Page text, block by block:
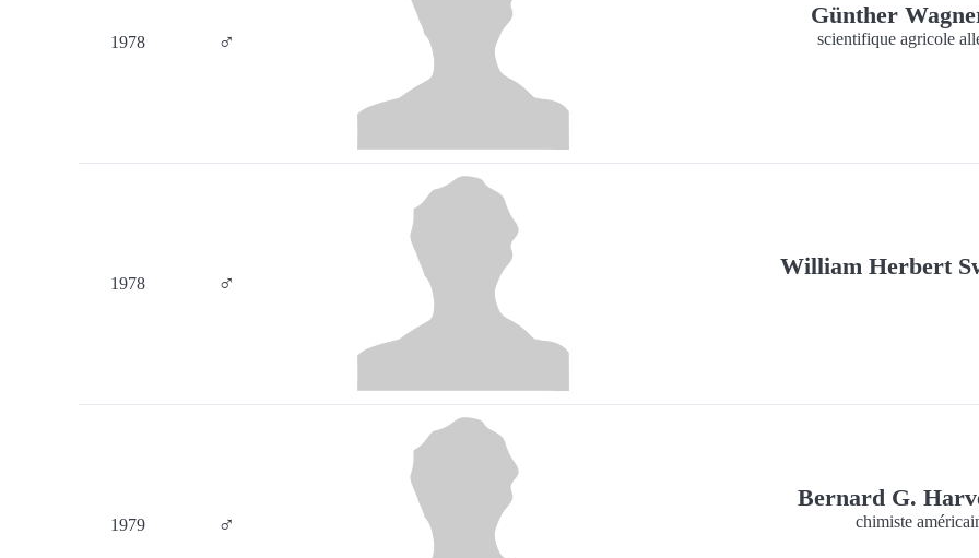
1978 ♂
Günther
scientifique agricole
1978 ♂
William Herbert
1979 ♂
Bernard G.
chimiste